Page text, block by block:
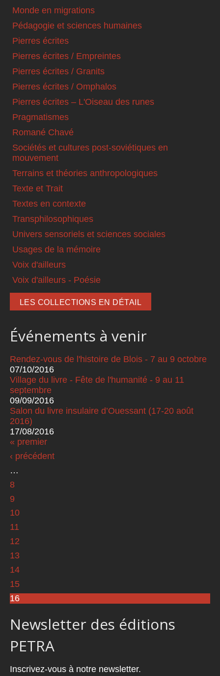
Monde en migrations
Pédagogie et sciences humaines
Pierres écrites
Pierres écrites / Empreintes
Pierres écrites / Granits
Pierres écrites / Omphalos
Pierres écrites – L'Oiseau des runes
Pragmatismes
Romané Chavé
Sociétés et cultures post-soviétiques en
mouvement
Terrains et théories anthropologiques
Texte et Trait
Textes en contexte
Transphilosophiques
Univers sensoriels et sciences sociales
Usages de la mémoire
Voix d'ailleurs
Voix d'ailleurs - Poésie
LES COLLECTIONS EN DÉTAIL
Événements à venir
Rendez-vous de l'histoire de Blois - 7 au 9 octobre
07/10/2016
Village du livre - Fête de l'humanité - 9 au 11
septembre
09/09/2016
Salon du livre insulaire d’Ouessant (17-20 août
2016)
17/08/2016
Pages
« premier
‹ précédent
…
8
9
10
11
12
13
14
15
16
Newsletter des éditions
PETRA
Inscrivez-vous à notre newsletter.